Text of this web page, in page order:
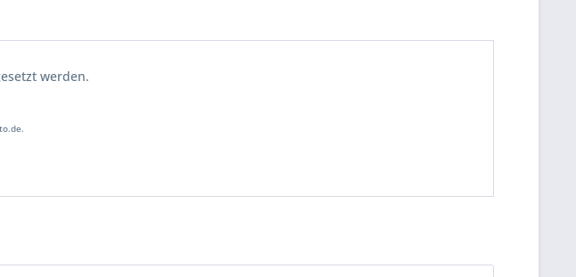
werden.